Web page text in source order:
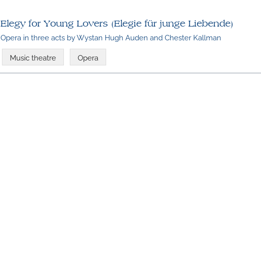
Elegy for Young Lovers (Elegie für junge Liebende)
Opera in three acts by Wystan Hugh Auden and Chester Kallman
Music theatre Opera